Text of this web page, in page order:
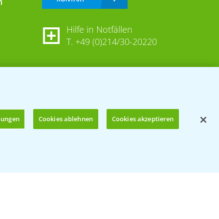
Hilfe in Notfällen
T. +49 (0)214/30-20220
Cookies ablehnen Cookies akzeptieren